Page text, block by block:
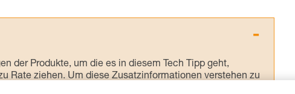
der Produkte, um die es in diesem Tech Tipp geht,
Rate ziehen. Um diese Zusatzinformationen verstehen zu
enthaltenen Informationen richtig